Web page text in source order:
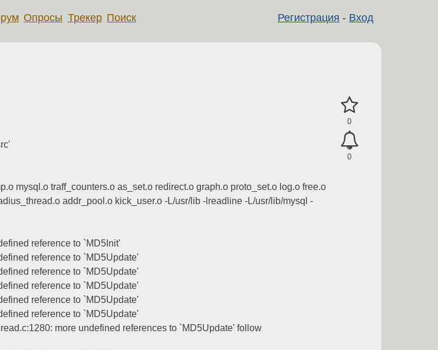
Регистрация - Вход
Опросы Трекер Поиск
0
0
mysql.o traff_counters.o as_set.o redirect.o graph.o proto_set.o log.o free.o
addr_pool.o kick_user.o -L/usr/lib -lreadline -L/usr/lib/mysql -
reference to `MD5Init'
reference to `MD5Update'
reference to `MD5Update'
reference to `MD5Update'
reference to `MD5Update'
reference to `MD5Update'
more undefined references to `MD5Update' follow